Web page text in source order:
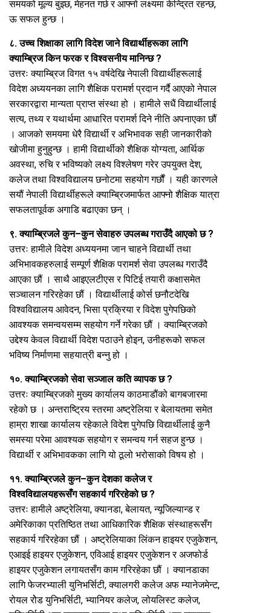
समयको मूल्य बुझ्छ, मेहनत गर्छ र आफ्नो लक्ष्यमा केन्द्रित रहन्छ,
ऊ सफल हुन्छ ।
८. उच्च शिक्षाका लागि विदेश जाने विद्यार्थीहरूका लागि
क्याम्ब्रिज किन फरक र विश्वसनीय मानिन्छ ?
उत्तरः क्याम्ब्रिज विगत १५ वर्षदेखि नेपाली विद्यार्थीहरूलाई
विदेश अध्ययनका लागि शैक्षिक परामर्श प्रदान गर्दै आएको नेपाल
सरकारद्वारा मान्यता प्राप्त संस्था हो । हामीले सधैं विद्यार्थीलाई
सत्य, तथ्य र यथार्थमा आधारित परामर्श दिने नीति अपनाएका छौं
। आजको समयमा धेरै विद्यार्थी र अभिभावक सही जानकारीको
खोजीमा हुनुहुन्छ । हामी विद्यार्थीको शैक्षिक योग्यता, आर्थिक
अवस्था, रुचि र भविष्यको लक्ष्य विश्लेषण गरेर उपयुक्त देश,
कलेज तथा विश्वविद्यालय छनोटमा सहयोग गर्छौं । यही कारणले
सयौं नेपाली विद्यार्थीहरूले क्याम्ब्रिजमार्फत आफ्नो शैक्षिक यात्रा
सफलतापूर्वक अगाडि बढाएका छन् ।
९. क्याम्ब्रिजले कुन–कुन सेवाहरु उपलब्ध गराउँदै आएको छ ?
उत्तरः हामीले विदेश अध्ययनमा जान चाहने विद्यार्थी तथा
अभिभावकहरुलाई सम्पूर्ण शैक्षिक परामर्श सेवा उपलब्ध गराउँदै
आएका छौं । साथै आइएलटीएस र पिटिई तयारी कक्षासमेत
सञ्चालन गरिरहेका छौं । विद्यार्थीलाई कोर्स छनौटदेखि
विश्वविद्यालय आवेदन, भिसा प्रक्रिया र विदेश पुगेपछिको
आवश्यक समन्वयसम्म सहयोग गर्ने गरेका छौं । क्याम्ब्रिजको
उद्देश्य केवल विद्यार्थी विदेश पठाउने होइन, उनीहरूको सफल
भविष्य निर्माणमा सहयात्री बन्नु हो ।
१०. क्याम्ब्रिजको सेवा सञ्जाल कति व्यापक छ ?
उत्तरः क्याम्ब्रिजको मुख्य कार्यालय काठमाडौंको बागबजारमा
रहेको छ । अन्तराष्ट्रिय स्तरमा अष्ट्रेलिया र बेलायतमा समेत
हाम्रा शाखा कार्यालय रहेकाले विदेश पुगेपछि विद्यार्थीलाई कुनै
समस्या परेमा आवश्यक सहयोग र समन्वय गर्न सहज हुन्छ ।
विद्यार्थी र अभिभावकका लागि यो ठूलो भरोसाको विषय हो ।
११. क्याम्ब्रिजले कुन–कुन देशका कलेज र
विश्वविद्यालयहरूसँग सहकार्य गरिरहेको छ ?
उत्तरः हामीले अष्ट्रेलिया, क्यानडा, बेलायत, न्यूजिल्यान्ड र
अमेरिकाका प्रतिष्ठित तथा आधिकारिक शैक्षिक संस्थाहरूसँग
सहकार्य गरिरहेका छौं । अष्ट्रेलियाका लिंकन हाइयर एजुकेशन,
एआइई हाइयर एजुकेशन, एविआई हाइयर एजुकेशन र अजफोर्ड
हाइयर एजुकेशन लगायतसँग काम गरिरहेका छौं । क्यानडाका
लागि फेजरभ्याली युनिभर्सिटी, क्यालगरी कलेज अफ म्यानेजमेन्ट,
रोयल रोेड युनिभर्सिटी, भ्यानियर कलेज, लोयलिस्ट कलेज,